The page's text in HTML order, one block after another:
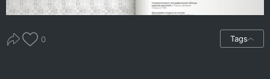
0 Tags